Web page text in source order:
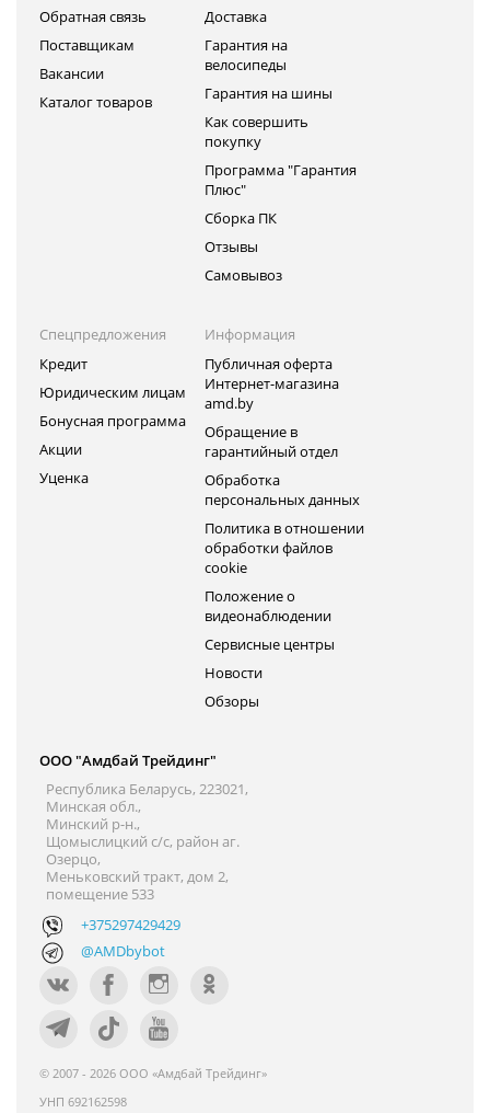
Обратная связь
Поставщикам
Вакансии
Каталог товаров
Доставка
Гарантия на
велосипеды
Гарантия на шины
Как совершить
покупку
Программа "Гарантия
Плюс"
Сборка ПК
Отзывы
Самовывоз
Спецпредложения
Кредит
Юридическим лицам
Бонусная программа
Акции
Уценка
Информация
Публичная оферта
Интернет-магазина
amd.by
Обращение в
гарантийный отдел
Обработка
персональных данных
Политика в отношении
обработки файлов
cookie
Положение о
видеонаблюдении
Сервисные центры
Новости
Обзоры
ООО "Амдбай Трейдинг"
Республика Беларусь, 223021,
Минская обл.,
Минский р-н.,
Щомыслицкий с/с, район аг.
Озерцо,
Меньковский тракт, дом 2,
помещение 533
+375297429429
@AMDbybot
© 2007 - 2026 ООО «Амдбай Трейдинг»
УНП 692162598